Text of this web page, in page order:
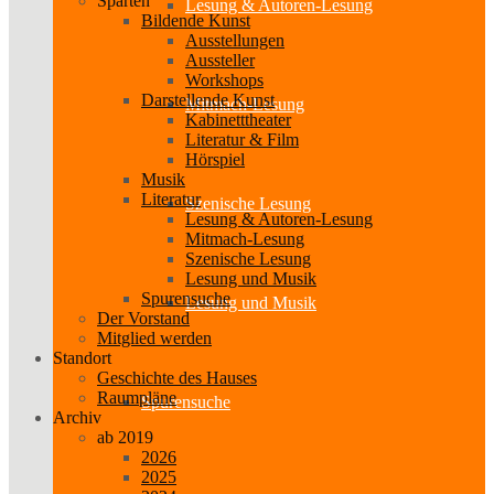
Lesung & Autoren-Lesung
Mitmach-Lesung
Szenische Lesung
Lesung und Musik
Spurensuche
Bildende Kunst
Ausstellungen
Aussteller
Workshops
Darstellende Kunst
Kabinetttheater
Literatur & Film
Hörspiel
Musik
Literatur
Lesung & Autoren-Lesung
Mitmach-Lesung
Szenische Lesung
Lesung und Musik
Spurensuche
Der Vorstand
Mitglied werden
Standort
Geschichte des Hauses
Raumpläne
Archiv
ab 2019
2026
2025